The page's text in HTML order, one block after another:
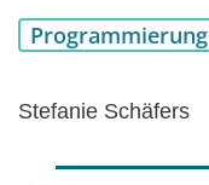
Programmierung
Stefanie Schäfers